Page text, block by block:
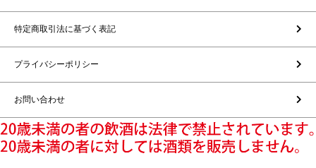
特定商取引法に基づく表記
プライバシーポリシー
お問い合わせ